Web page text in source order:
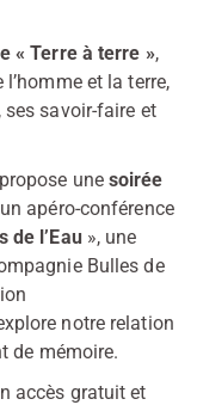
« Terre à terre »,
et la terre,
ses savoir-faire et
une soirée
apéro-conférence
de l’Eau», une
Bulles de
notre relation
de mémoire.
accès gratuit et